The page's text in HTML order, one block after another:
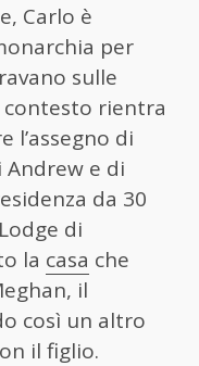
Carlo è
per
sulle
contesto rientra
l’assegno di
Andrew e di
da 30
di
la casa che
il
così un altro
il figlio.